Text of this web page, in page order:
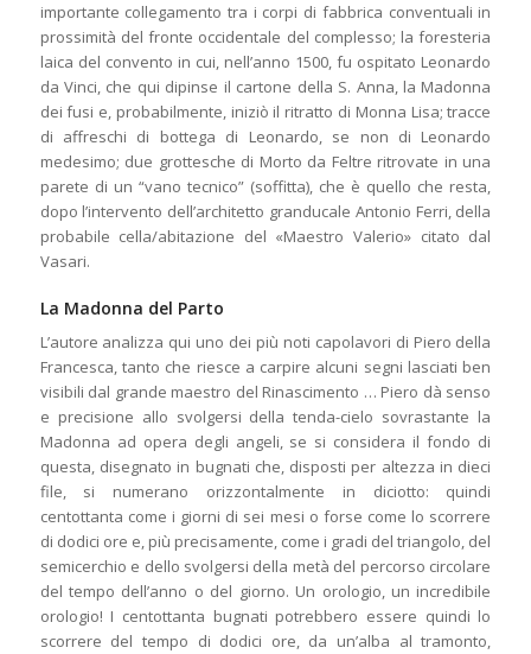
importante collegamento tra i corpi di fabbrica conventuali in
prossimità del fronte occidentale del complesso; la foresteria
laica del convento in cui, nell’anno 1500, fu ospitato Leonardo
da Vinci, che qui dipinse il cartone della S. Anna, la Madonna
dei fusi e, probabilmente, iniziò il ritratto di Monna Lisa; tracce
di affreschi di bottega di Leonardo, se non di Leonardo
medesimo; due grottesche di Morto da Feltre ritrovate in una
parete di un “vano tecnico” (soffitta), che è quello che resta,
dopo l’intervento dell’architetto granducale Antonio Ferri, della
probabile cella/abitazione del «Maestro Valerio» citato dal
Vasari.
La Madonna del Parto
L’autore analizza qui uno dei più noti capolavori di Piero della
Francesca, tanto che riesce a carpire alcuni segni lasciati ben
visibili dal grande maestro del Rinascimento … Piero dà senso
e precisione allo svolgersi della tenda-cielo sovrastante la
Madonna ad opera degli angeli, se si considera il fondo di
questa, disegnato in bugnati che, disposti per altezza in dieci
file, si numerano orizzontalmente in diciotto: quindi
centottanta come i giorni di sei mesi o forse come lo scorrere
di dodici ore e, più precisamente, come i gradi del triangolo, del
semicerchio e dello svolgersi della metà del percorso circolare
del tempo dell’anno o del giorno. Un orologio, un incredibile
orologio! I centottanta bugnati potrebbero essere quindi lo
scorrere del tempo di dodici ore, da un’alba al tramonto,